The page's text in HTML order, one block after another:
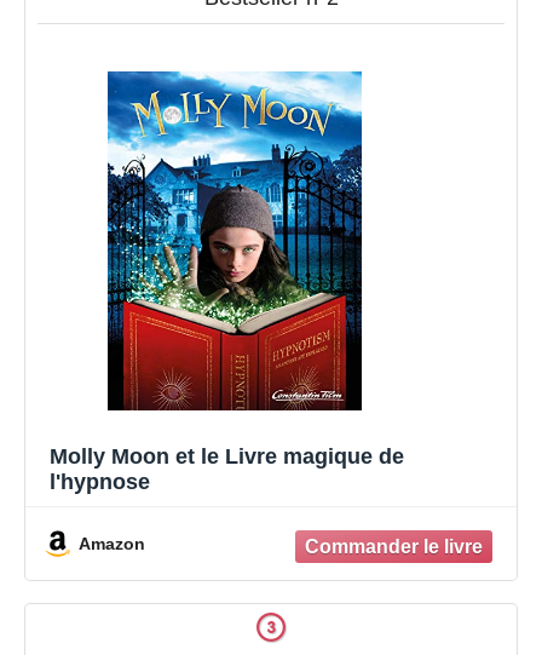
Molly Moon et le Livre magique de
l'hypnose
Amazon